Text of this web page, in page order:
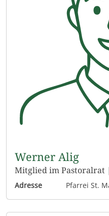
Werner Alig
Mitglied im Pastoralrat
Adresse Pfarrei St.